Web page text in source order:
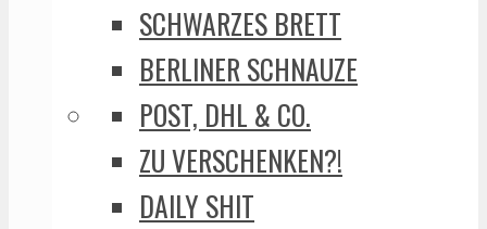
SCHWARZES BRETT
BERLINER SCHNAUZE
POST, DHL & CO.
ZU VERSCHENKEN?!
DAILY SHIT